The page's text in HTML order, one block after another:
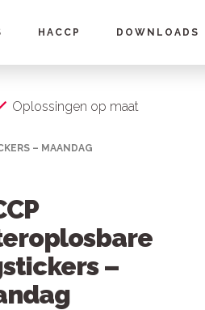
HACCP DOWNLOADS
Oplossingen op maat
– MAANDAG
–